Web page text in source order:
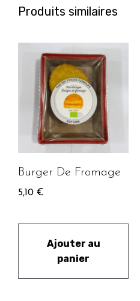
Produits similaires
Burger De Fromage
5,10 €
Ajouter au
panier